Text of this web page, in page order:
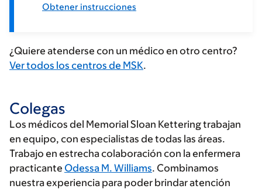
Obtener instrucciones
¿Quiere atenderse con un médico en otro centro?
Ver todos los centros de MSK.
Colegas
Los médicos del Memorial Sloan Kettering trabajan
en equipo, con especialistas de todas las áreas.
Trabajo en estrecha colaboración con la enfermera
practicante Odessa M. Williams. Combinamos
nuestra experiencia para poder brindar atención